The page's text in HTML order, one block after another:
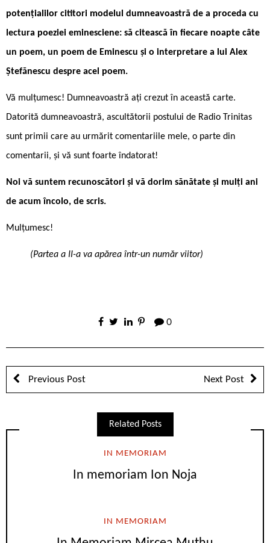
potențialilor cititori modelul dumneavoastră de a proceda cu
lectura poeziei eminesciene: să citească în fiecare noapte câte
un poem, un poem de Eminescu și o interpretare a lui Alex
Ștefănescu despre acel poem.
Vă mulțumesc! Dumneavoastră ați crezut în această carte.
Datorită dumneavoastră, ascultătorii postului de Radio Trinitas
sunt primii care au urmărit comentariile mele, o parte din
comentarii, și vă sunt foarte îndatorat!
Noi vă suntem recunoscători și vă dorim sănătate și mulți ani
de acum încolo, de scris.
Mulțumesc!
(Partea a II-a va apărea într-un număr viitor)
0
Previous Post Next Post
Related Posts
IN MEMORIAM
In memoriam Ion Noja
IN MEMORIAM